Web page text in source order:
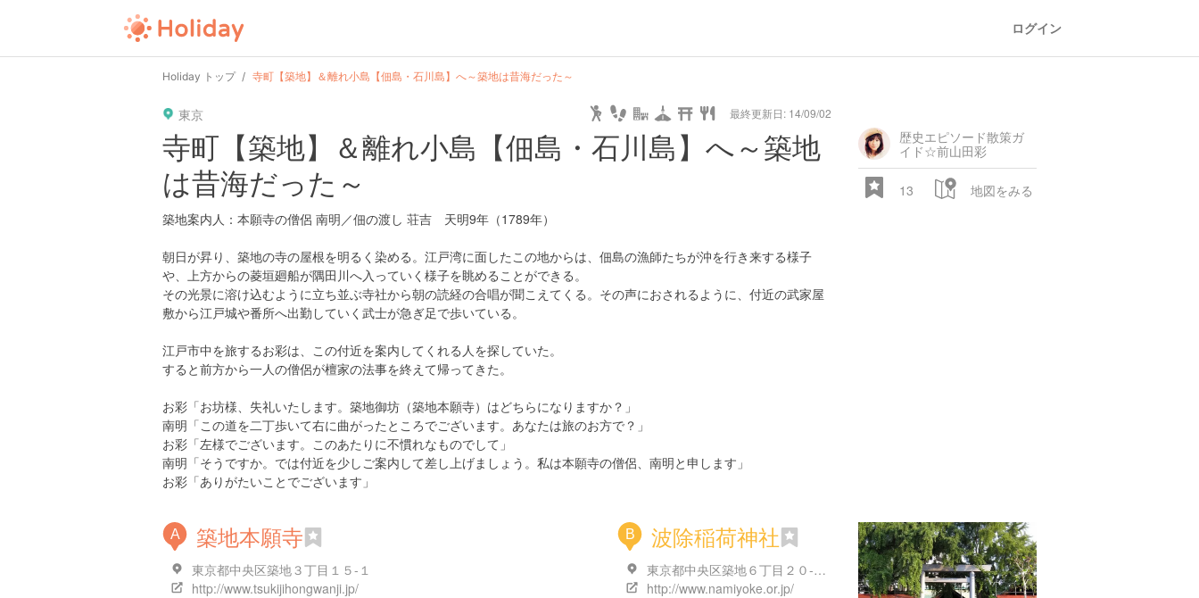
ログイン
Holiday トップ 寺町【築地】＆離れ小島【佃島・石川島】へ～築地は昔海だった～
東京 最終更新日: 14/09/02
寺町【築地】＆離れ小島【佃島・石川島】へ～築地
は昔海だった～
築地案内人：本願寺の僧侶 南明／佃の渡し 荘吉 天明9年（1789年）
朝日が昇り、築地の寺の屋根を明るく染める。江戸湾に面したこの地からは、佃島の漁師たちが沖を行き来する様子
や、上方からの菱垣廻船が隅田川へ入っていく様子を眺めることができる。
その光景に溶け込むように立ち並ぶ寺社から朝の読経の合唱が聞こえてくる。その声におされるように、付近の武家屋
敷から江戸城や番所へ出勤していく武士が急ぎ足で歩いている。
江戸市中を旅するお彩は、この付近を案内してくれる人を探していた。
すると前方から一人の僧侶が檀家の法事を終えて帰ってきた。
お彩「お坊様、失礼いたします。築地御坊（築地本願寺）はどちらになりますか？」
南明「この道を二丁歩いて右に曲がったところでございます。あなたは旅のお方で？」
お彩「左様でございます。このあたりに不慣れなものでして」
南明「そうですか。では付近を少しご案内して差し上げましょう。私は本願寺の僧侶、南明と申します」
お彩「ありがたいことでございます」
歴史エピソード散策ガ
イド☆前山田彩
13 地図をみる
A 築地本願寺
東京都中央区築地３丁目１５-１
http://www.tsukijihongwanji.jp/
B 波除稲荷神社
東京都中央区築地６丁目２０-３７
http://www.namiyoke.or.jp/